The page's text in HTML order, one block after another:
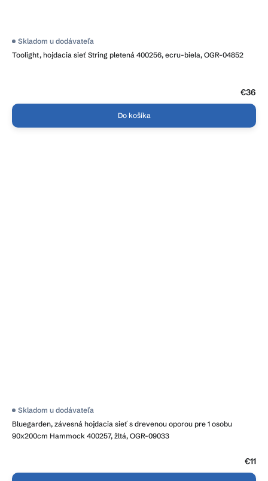
Toolight, hojdacia sieť String pletená 400256, ecru-biela, OGR-04852
Skladom u dodávateľa
€36
Do košíka
Bluegarden, závesná hojdacia sieť s drevenou oporou pre 1 osobu
90x200cm Hammock 400257, žltá, OGR-09033
Skladom u dodávateľa
€11